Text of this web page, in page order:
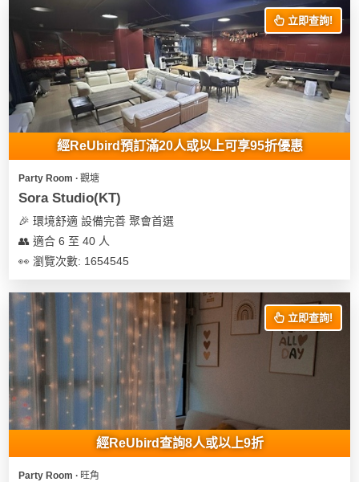
立即查詢!
經ReUbird預訂滿20人或以上可享95折優惠
Party Room ∙ 觀塘
Sora Studio(KT)
🎉 環境舒適 設備完善 聚會首選
👥 適合 6 至 40 人
👀 瀏覽次數: 1654545
立即查詢!
經ReUbird查詢8人或以上9折
Party Room ∙ 旺角